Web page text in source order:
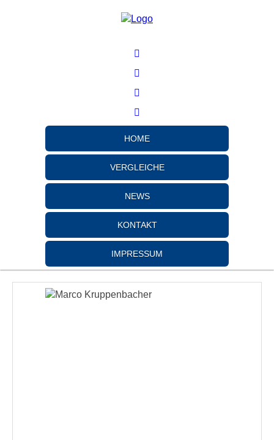
HOME
VERGLEICHE
NEWS
KONTAKT
IMPRESSUM